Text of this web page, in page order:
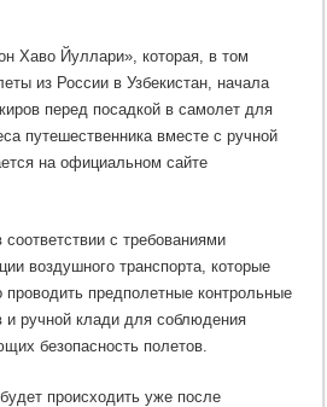
Хаво Йуллари», которая, в том
из России в Узбекистан, начала
перед посадкой в самолет для
путешественника вместе с ручной
на официальном сайте
с требованиями
воздушного транспорта, которые
предполетные контрольные
и ручной клади для соблюдения
безопасность полетов.
происходить уже после